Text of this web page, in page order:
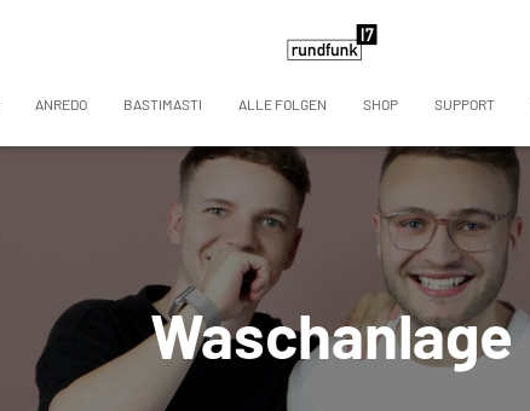
ANREDO BASTIMASTI ALLE FOLGEN SHOP SUPPORT
Waschanlage